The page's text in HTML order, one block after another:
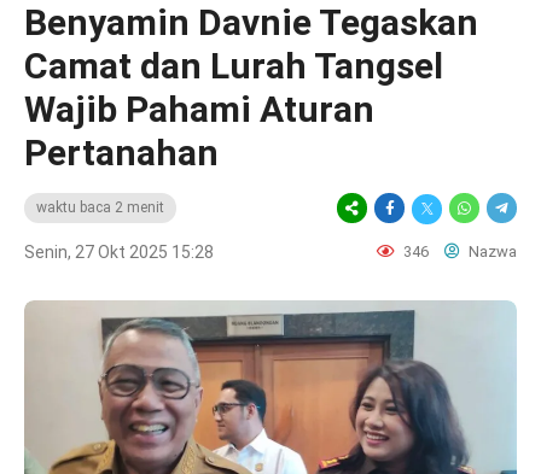
Benyamin Davnie Tegaskan
Camat dan Lurah Tangsel
Wajib Pahami Aturan
Pertanahan
waktu baca 2 menit
Senin, 27 Okt 2025 15:28 346 Nazwa